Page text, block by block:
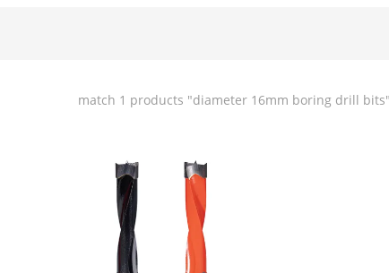
diameter 16mm boring drill bits
" match 1 products